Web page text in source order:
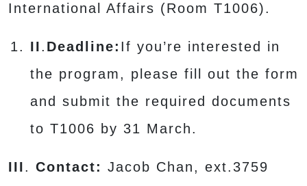
International Affairs (Room T1006).
II. Deadline: If you’re interested in
the program, please fill out the form
and submit the required documents
to T1006 by 31 March.
III. Contact: Jacob Chan, ext.3759